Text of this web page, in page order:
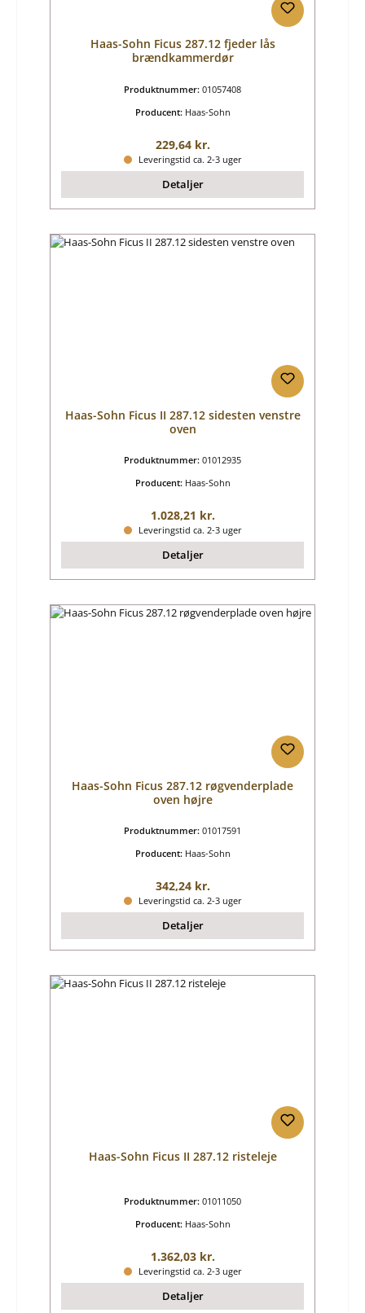
Haas-Sohn Ficus 287.12 fjeder lås
brændkammerdør
Produktnummer: 01057408
Producent: Haas-Sohn
Almindelig pris:
229,64 kr.
Leveringstid ca. 2-3 uger
Detaljer
Haas-Sohn Ficus II 287.12 sidesten venstre
oven
Produktnummer: 01012935
Producent: Haas-Sohn
Almindelig pris:
1.028,21 kr.
Leveringstid ca. 2-3 uger
Detaljer
Haas-Sohn Ficus 287.12 røgvenderplade
oven højre
Produktnummer: 01017591
Producent: Haas-Sohn
Almindelig pris:
342,24 kr.
Leveringstid ca. 2-3 uger
Detaljer
Haas-Sohn Ficus II 287.12 risteleje
Produktnummer: 01011050
Producent: Haas-Sohn
Almindelig pris:
1.362,03 kr.
Leveringstid ca. 2-3 uger
Detaljer